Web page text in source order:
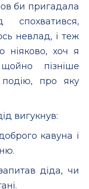
би пригадала
невлад, і теж
ніяково, хоч я
пізніше
подію, про яку
вигукнув:
кавуна і
діда, чи